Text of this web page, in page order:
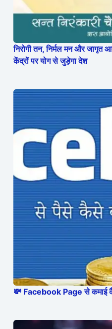
निरोगी तन, निर्मल मन और
केंद्रों पर योग से जुड़ेगा देश
💸 Facebook Page से कमाई